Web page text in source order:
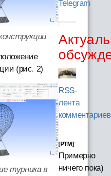
(рис. 2)
турника в
Telegram
RSS-
лента
комментариев
[PTM]
Примерно
ничего пока)